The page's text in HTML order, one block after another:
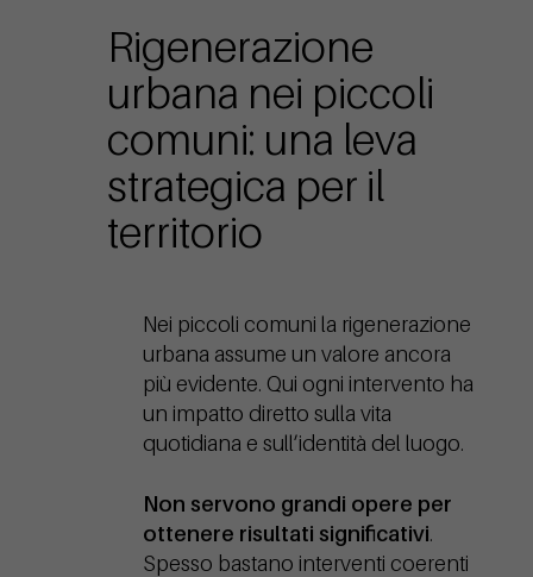
Rigenerazione
urbana nei piccoli
comuni: una leva
strategica per il
territorio
Nei piccoli comuni la rigenerazione
urbana assume un valore ancora
più evidente. Qui ogni intervento ha
un impatto diretto sulla vita
quotidiana e sull’identità del luogo.
Non servono grandi opere per
ottenere risultati significativi.
Spesso bastano interventi coerenti